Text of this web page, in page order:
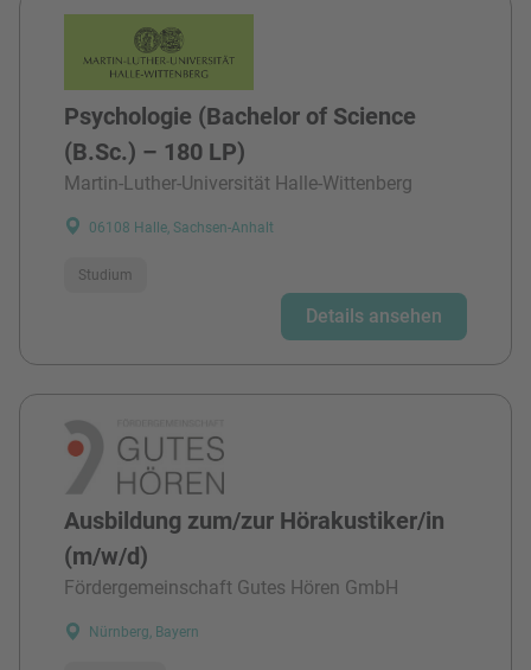
Psychologie (Bachelor of Science
(B.Sc.) – 180 LP)
Martin-Luther-Universität Halle-Wittenberg
06108 Halle, Sachsen-Anhalt
Studium
Details ansehen
Ausbildung zum/zur Hörakustiker/in
(m/w/d)
Fördergemeinschaft Gutes Hören GmbH
Nürnberg, Bayern